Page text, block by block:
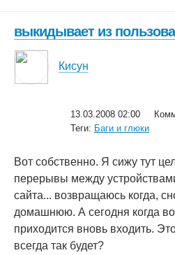
выкидывает из
Кисун
13.03.2008 02:00
Теги: Баги и глюки
Вот собственно. Я сижу тут
перерывы между
сайта... возвращаюсь когда,
домашнюю. А сегодня когда
приходится вновь входить.
всегда так будет?